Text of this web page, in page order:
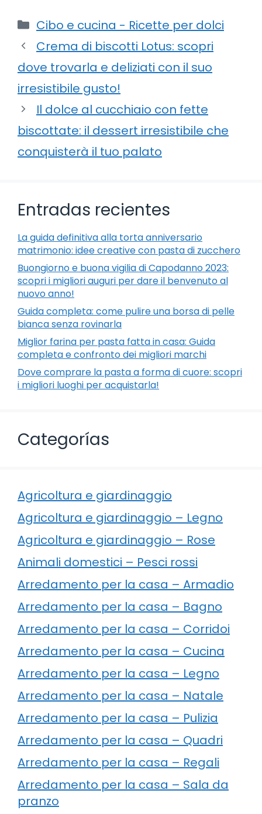
Categorie
Cibo e cucina - Ricette per dolci
Crema di biscotti Lotus: scopri
dove trovarla e deliziati con il suo
irresistibile gusto!
Il dolce al cucchiaio con fette
biscottate: il dessert irresistibile che
conquisterà il tuo palato
Entradas recientes
La guida definitiva alla torta anniversario
matrimonio: idee creative con pasta di zucchero
Buongiorno e buona vigilia di Capodanno 2023:
scopri i migliori auguri per dare il benvenuto al
nuovo anno!
Guida completa: come pulire una borsa di pelle
bianca senza rovinarla
Miglior farina per pasta fatta in casa: Guida
completa e confronto dei migliori marchi
Dove comprare la pasta a forma di cuore: scopri
i migliori luoghi per acquistarla!
Categorías
Agricoltura e giardinaggio
Agricoltura e giardinaggio – Legno
Agricoltura e giardinaggio – Rose
Animali domestici – Pesci rossi
Arredamento per la casa – Armadio
Arredamento per la casa – Bagno
Arredamento per la casa – Corridoi
Arredamento per la casa – Cucina
Arredamento per la casa – Legno
Arredamento per la casa – Natale
Arredamento per la casa – Pulizia
Arredamento per la casa – Quadri
Arredamento per la casa – Regali
Arredamento per la casa – Sala da
pranzo